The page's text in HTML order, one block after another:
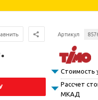
Артикул
Стоимость
Рассчет
МКАД